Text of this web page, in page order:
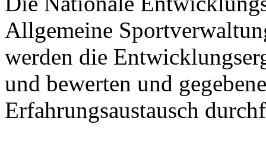
Allgemeine
werden die
und bewerten und
Erfahrungsaustausch